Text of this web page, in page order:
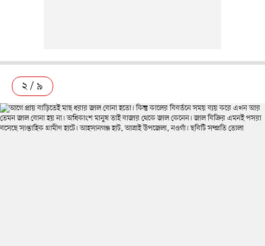
২ / ৯